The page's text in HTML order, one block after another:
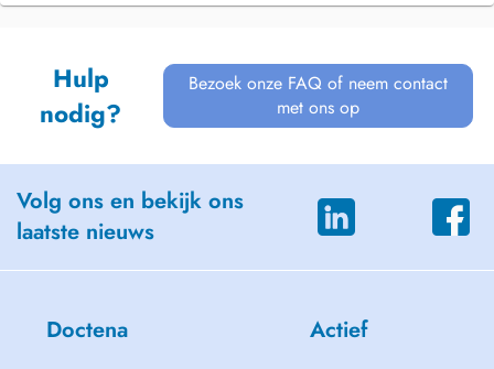
Hulp
nodig?
Bezoek onze FAQ of neem contact
met ons op
Volg ons en bekijk ons
laatste nieuws
Doctena Actief